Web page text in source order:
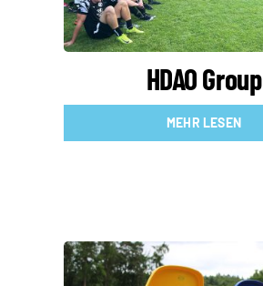
HDAO Group
MEHR LESEN